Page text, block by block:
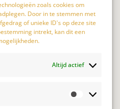
zoals cookies om
Door in te stemmen met
of unieke ID's op deze site
intrekt, kan dit een
Altijd actief